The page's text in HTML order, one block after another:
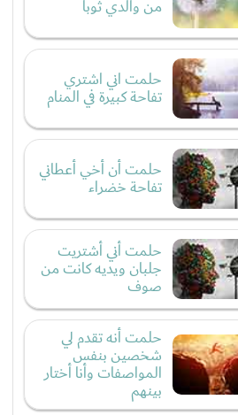
من والدي ثوباً
حلمت اني اشتري
تفاحة كبيرة في المنام
حلمت أن أخي أعطاني
تفاحة خضراء
حلمت أني أشتريت
جلبان ويديه كانت من
صوف
حلمت أنه تقدم لي
شخصين بنفس
المواصفات وأنا أختار
بينهم